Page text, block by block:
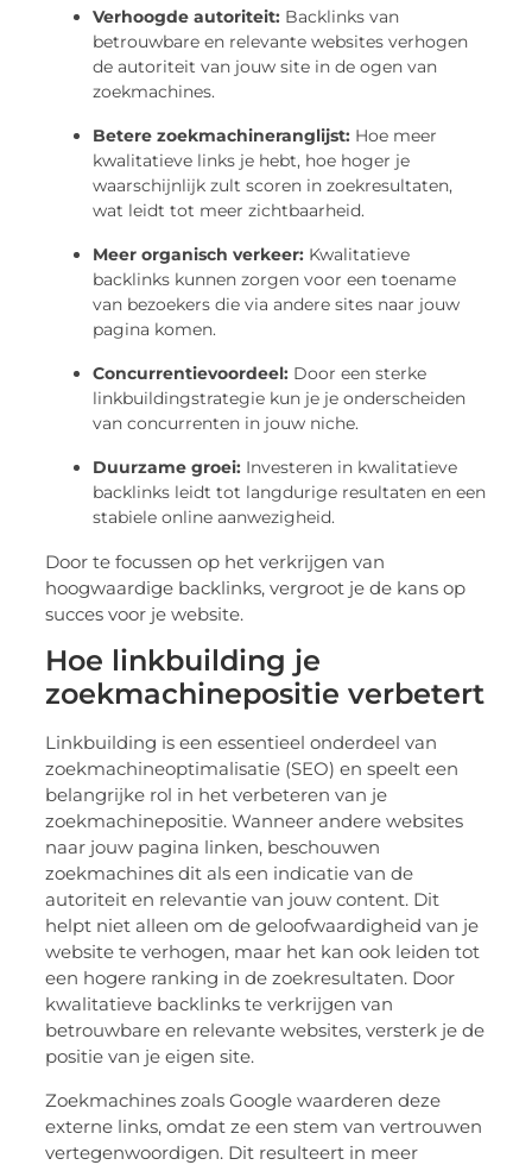
Verhoogde autoriteit: Backlinks van
betrouwbare en relevante websites verhogen
de autoriteit van jouw site in de ogen van
zoekmachines.
Betere zoekmachineranglijst: Hoe meer
kwalitatieve links je hebt, hoe hoger je
waarschijnlijk zult scoren in zoekresultaten,
wat leidt tot meer zichtbaarheid.
Meer organisch verkeer: Kwalitatieve
backlinks kunnen zorgen voor een toename
van bezoekers die via andere sites naar jouw
pagina komen.
Concurrentievoordeel: Door een sterke
linkbuildingstrategie kun je je onderscheiden
van concurrenten in jouw niche.
Duurzame groei: Investeren in kwalitatieve
backlinks leidt tot langdurige resultaten en een
stabiele online aanwezigheid.
Door te focussen op het verkrijgen van
hoogwaardige backlinks, vergroot je de kans op
succes voor je website.
Hoe linkbuilding je
zoekmachinepositie verbetert
Linkbuilding is een essentieel onderdeel van
zoekmachineoptimalisatie (SEO) en speelt een
belangrijke rol in het verbeteren van je
zoekmachinepositie. Wanneer andere websites
naar jouw pagina linken, beschouwen
zoekmachines dit als een indicatie van de
autoriteit en relevantie van jouw content. Dit
helpt niet alleen om de geloofwaardigheid van je
website te verhogen, maar het kan ook leiden tot
een hogere ranking in de zoekresultaten. Door
kwalitatieve backlinks te verkrijgen van
betrouwbare en relevante websites, versterk je de
positie van je eigen site.
Zoekmachines zoals Google waarderen deze
externe links, omdat ze een stem van vertrouwen
vertegenwoordigen. Dit resulteert in meer